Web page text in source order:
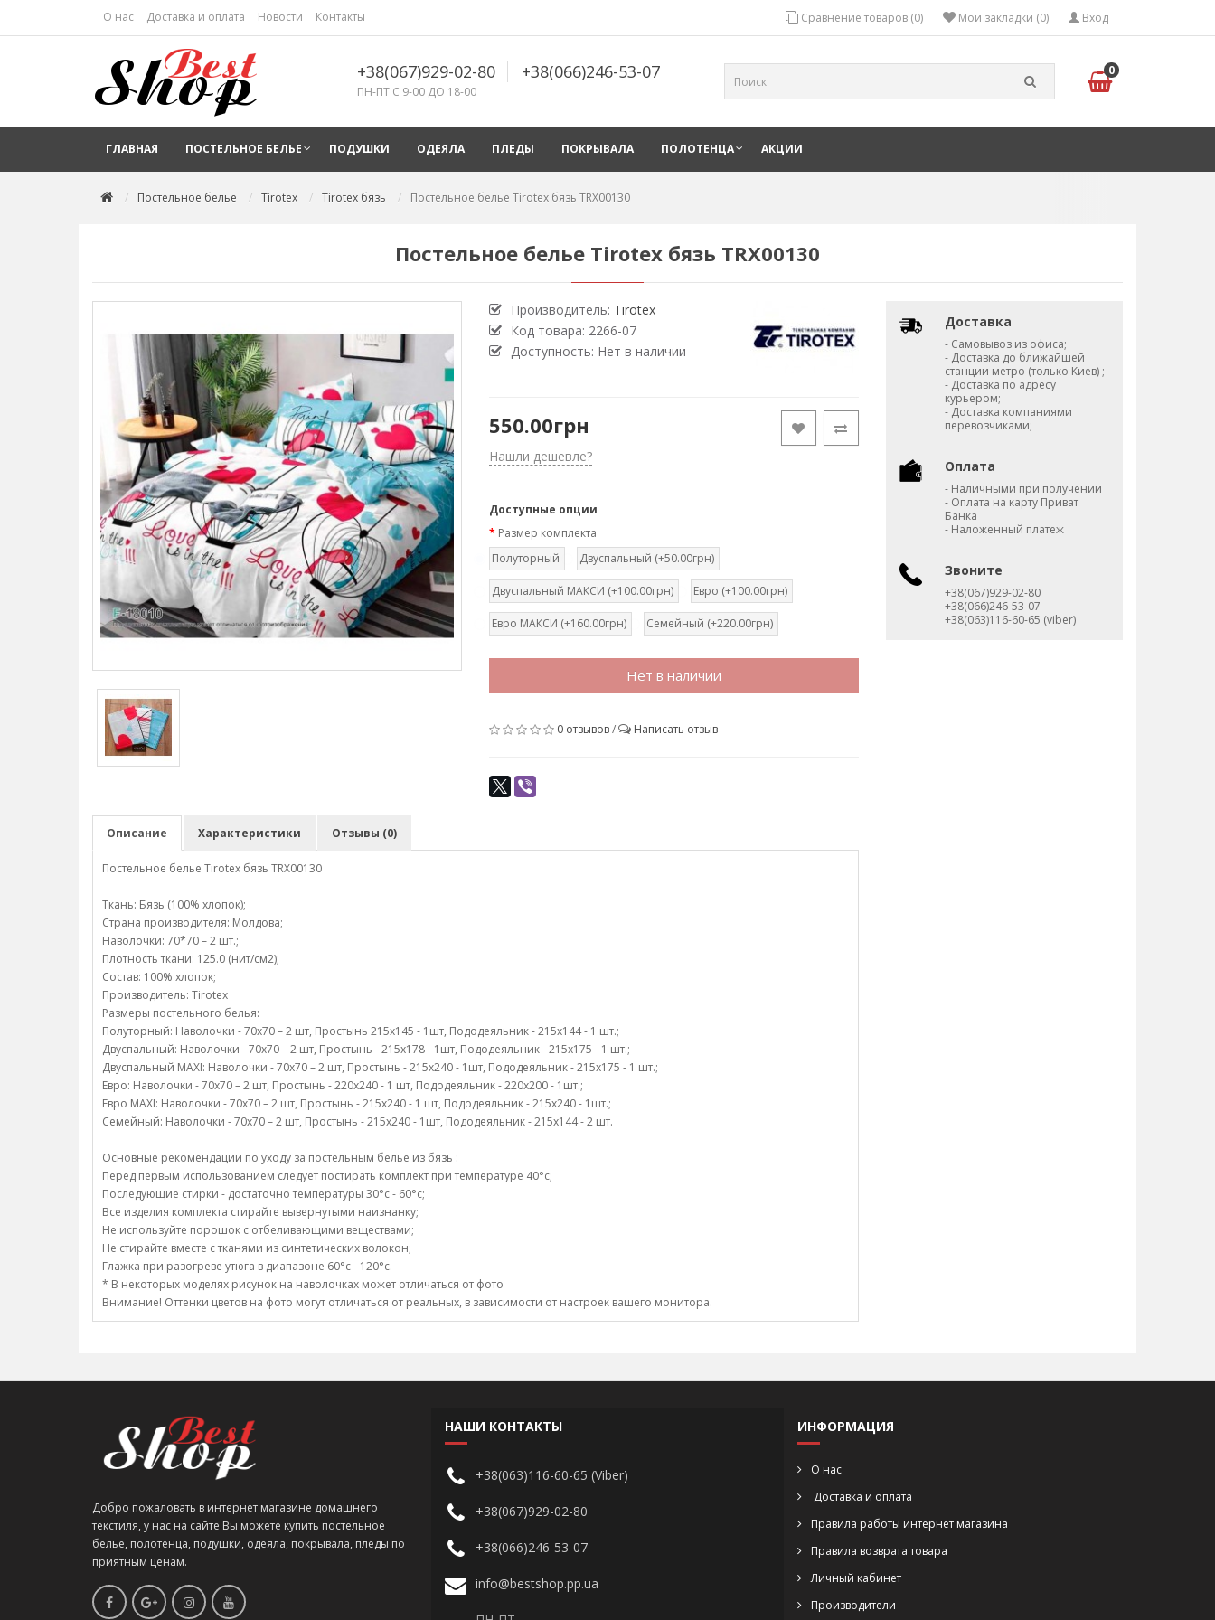
О нас Доставка и оплата Новости Контакты Вход
Мои закладки (0)
Сравнение товаров (0)
+38(067)929-02-80 +38(066)246-53-07
ПН-ПТ С 9-00 ДО 18-00
0
ГЛАВНАЯ ПОСТЕЛЬНОЕ БЕЛЬЕ ПОДУШКИ ОДЕЯЛА ПЛЕДЫ ПОКРЫВАЛА ПОЛОТЕНЦА АКЦИИ
Постельное белье Tirotex Tirotex бязь Постельное белье Tirotex бязь TRX00130
Постельное белье Tirotex бязь TRX00130
Производитель: Tirotex
Код товара: 2266-07
Доступность: Нет в наличии
550.00грн
Нашли дешевле?
Доступные опции
Размер комплекта
Полуторный
Двуспальный (+50.00грн)
Двуспальный МАКСИ (+100.00грн) Евро (+100.00грн)
Евро МАКСИ (+160.00грн) Семейный (+220.00грн)
Нет в наличии
0 отзывов/ Написать отзыв
Описание Характеристики Отзывы (0)
Постельное белье Tirotex бязь TRX00130
Ткань: Бязь (100% хлопок);
Страна производителя: Молдова;
Наволочки: 70*70 – 2 шт.;
Плотность ткани: 125.0 (нит/см2);
Состав: 100% хлопок;
Производитель: Tirotex
Размеры постельного белья:
Полуторный: Наволочки - 70х70 – 2 шт, Простынь 215х145 - 1шт, Пододеяльник - 215х144 - 1 шт.;
Двуспальный: Наволочки - 70х70 – 2 шт, Простынь - 215х178 - 1шт, Пододеяльник - 215х175 - 1 шт.;
Двуспальный MAXI: Наволочки - 70х70 – 2 шт, Простынь - 215х240 - 1шт, Пододеяльник - 215х175 - 1 шт.;
Евро: Наволочки - 70х70 – 2 шт, Простынь - 220х240 - 1 шт, Пододеяльник - 220х200 - 1шт.;
Евро MAXI: Наволочки - 70х70 – 2 шт, Простынь - 215х240 - 1 шт, Пододеяльник - 215х240 - 1шт.;
Семейный: Наволочки - 70х70 – 2 шт, Простынь - 215х240 - 1шт, Пододеяльник - 215х144 - 2 шт.
Основные рекомендации по уходу за постельным белье из бязь :
Перед первым использованием следует постирать комплект при температуре 40°c;
Последующие стирки - достаточно температуры 30°c - 60°c;
Все изделия комплекта стирайте вывернутыми наизнанку;
Не используйте порошок с отбеливающими веществами;
Не стирайте вместе с тканями из синтетических волокон;
Глажка при разогреве утюга в диапазоне 60°c - 120°c.
* В некоторых моделях рисунок на наволочках может отличаться от фото
Внимание! Оттенки цветов на фото могут отличаться от реальных, в зависимости от настроек вашего монитора.
Доставка
- Самовывоз из офиса;
- Доставка до ближайшей
станции метро (только Киев) ;
- Доставка по адресу
курьером;
- Доставка компаниями
перевозчиками;
Оплата
- Наличными при получении
- Оплата на карту Приват
Банка
- Наложенный платеж
Звоните
+38(067)929-02-80
+38(066)246-53-07
+38(063)116-60-65 (viber)
Добро пожаловать в интернет магазине домашнего
текстиля, у нас на сайте Вы можете купить постельное
белье, полотенца, подушки, одеяла, покрывала, пледы по
приятным ценам.
НАШИ КОНТАКТЫ
+38(063)116-60-65 (Viber)
+38(067)929-02-80
+38(066)246-53-07
info@bestshop.pp.ua
ИНФОРМАЦИЯ
О нас
Доставка и оплата
Правила работы интернет магазина
Правила возврата товара
Личный кабинет
Производители